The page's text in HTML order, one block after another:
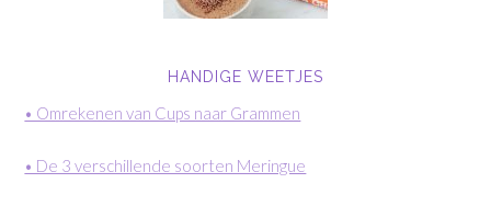
HANDIGE WEETJES
• Omrekenen van Cups naar Grammen
• De 3 verschillende soorten Meringue